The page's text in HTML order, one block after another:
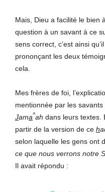
Mais, Dieu a facilité le bien
question à un savant à ce
sens correct, c’est ainsi
prononçant les deux
cela.
Mes frères de foi,
mentionnée par les savants
Jama^ah dans leurs textes.
partir de la version de ce h
selon laquelle les gens ont
ce que nous verrons notre
Il avait répondu :